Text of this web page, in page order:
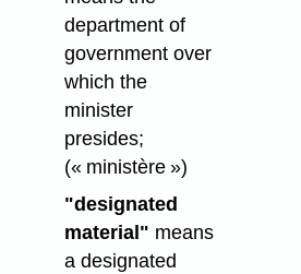
department of
government over
which the
minister
presides;
(« ministère »)
"designated
material" means
a designated